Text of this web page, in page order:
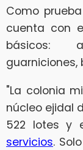
Como
cuenta con
básicos:
guarniciones,
"La colonia
núcleo ejidal
522 lotes y
servicios.